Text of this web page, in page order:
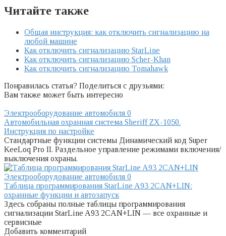
Читайте также
Общая инструкция: как отключить сигнализацию на
любой машине
Как отключить сигнализацию StarLine
Как отключить сигнализацию Scher-Khan
Как отключить сигнализацию Tomahawk
Понравилась статья? Поделиться с друзьями:
Вам также может быть интересно
Электрооборудование автомобиля 0
Автомобильная охранная система Sheriff ZX-1050.
Инструкция по настройке
Стандартные функции системы Динамический код Super
KeeLoq Pro II. Раздельное управление режимами включения/
выключения охраны.
Электрооборудование автомобиля 0
Таблица программирования StarLine A93 2CAN+LIN:
охранные функции и автозапуск
Здесь собраны полные таблицы программирования
сигнализации StarLine A93 2CAN+LIN — все охранные и
сервисные
Добавить комментарий